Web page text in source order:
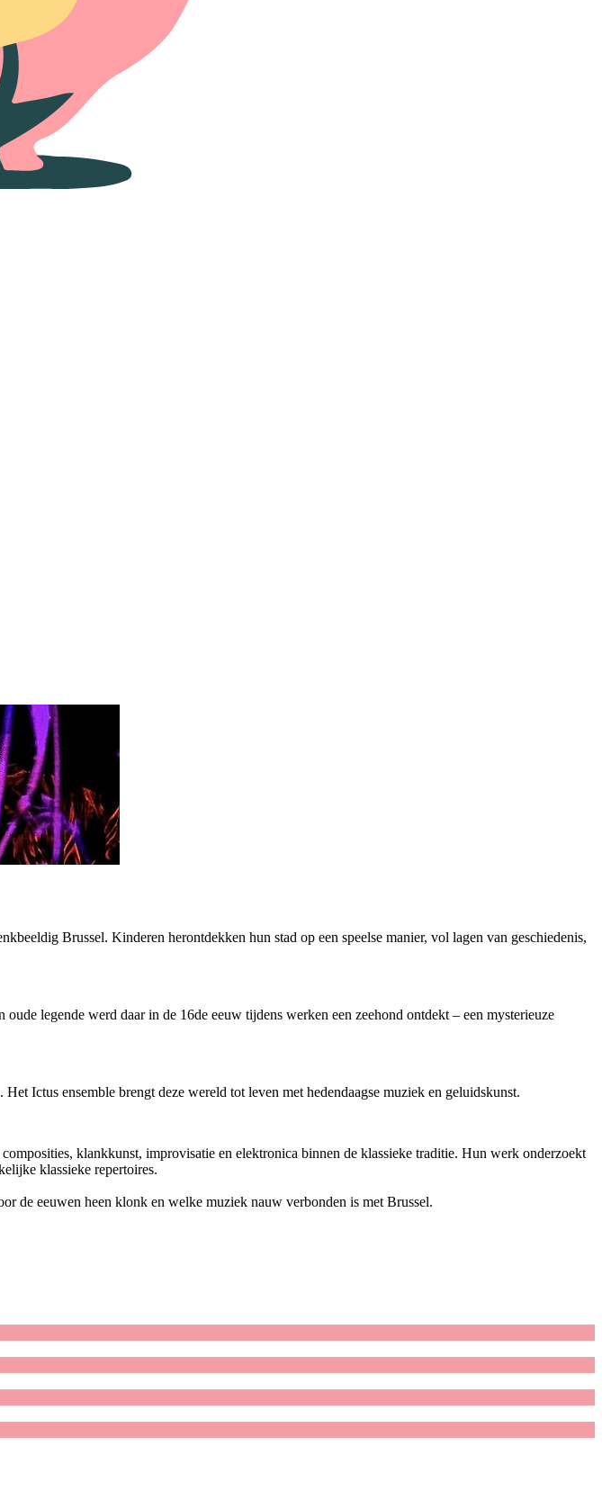
Brussel. Kinderen herontdekken hun stad op een speelse manier, vol lagen van geschiedenis,
legende werd daar in de 16de eeuw tijdens werken een zeehond ontdekt – een mysterieuze
Ictus ensemble brengt deze wereld tot leven met hedendaagse muziek en geluidskunst.
klankkunst, improvisatie en elektronica binnen de klassieke traditie. Hun werk onderzoekt
klassieke repertoires.
de eeuwen heen klonk en welke muziek nauw verbonden is met Brussel.